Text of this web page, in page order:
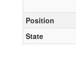
Position
State